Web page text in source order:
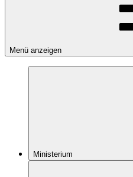
Menü anzeigen
Ministerium